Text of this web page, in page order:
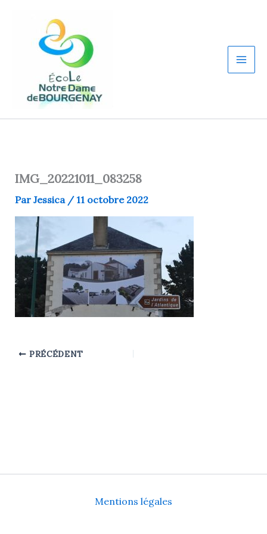
IMG_20221011_083258
Par Jessica /11 octobre 2022
PRÉCÉDENT
Mentions légales